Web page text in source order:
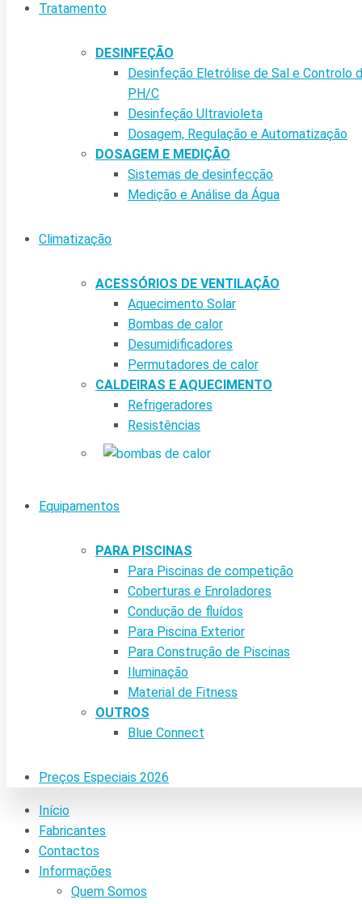
Tratamento
DESINFEÇÃO
Desinfeção Eletrólise de Sal e Controlo
PH/C
Desinfeção Ultravioleta
Dosagem, Regulação e Automatização
DOSAGEM E MEDIÇÃO
Sistemas de desinfecção
Medição e Análise da Água
Climatização
ACESSÓRIOS DE VENTILAÇÃO
Aquecimento Solar
Bombas de calor
Desumidificadores
Permutadores de calor
CALDEIRAS E AQUECIMENTO
Refrigeradores
Resistências
Equipamentos
PARA PISCINAS
Para Piscinas de competição
Coberturas e Enroladores
Condução de fluídos
Para Piscina Exterior
Para Construção de Piscinas
Iluminação
Material de Fitness
OUTROS
Blue Connect
Preços Especiais 2026
Início
Fabricantes
Contactos
Informações
Quem Somos